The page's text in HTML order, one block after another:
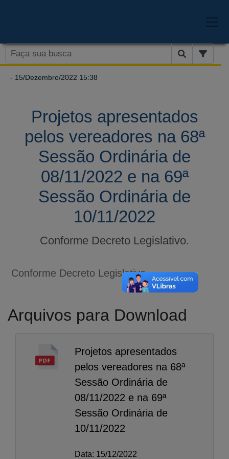
- 15/Dezembro/2022 15:38
Projetos apresentados
pelos vereadores na 68ª
Sessão Ordinária de
08/11/2022 e na 69ª
Sessão Ordinária de
10/11/2022
Conforme Decreto Legislativo.
Conforme Decreto Legislativo.
Arquivos para Download
Projetos apresentados
pelos vereadores na 68ª
Sessão Ordinária de
08/11/2022 e na 69ª
Sessão Ordinária de
10/11/2022
Data: 15/12/2022